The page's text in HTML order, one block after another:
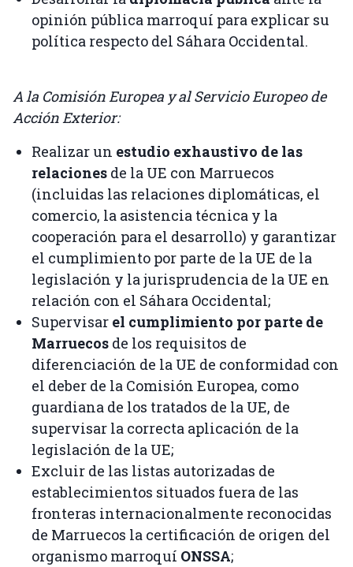
opinión pública marroquí para explicar su
política respecto del Sáhara Occidental.
A la Comisión Europea y al Servicio Europeo de
Acción Exterior:
Realizar un estudio exhaustivo de las
relaciones de la UE con Marruecos
(incluidas las relaciones diplomáticas, el
comercio, la asistencia técnica y la
cooperación para el desarrollo) y garantizar
el cumplimiento por parte de la UE de la
legislación y la jurisprudencia de la UE en
relación con el Sáhara Occidental;
Supervisar el cumplimiento por parte de
Marruecos de los requisitos de
diferenciación de la UE de conformidad con
el deber de la Comisión Europea, como
guardiana de los tratados de la UE, de
supervisar la correcta aplicación de la
legislación de la UE;
Excluir de las listas autorizadas de
establecimientos situados fuera de las
fronteras internacionalmente reconocidas
de Marruecos la certificación de origen del
organismo marroquí ONSSA;